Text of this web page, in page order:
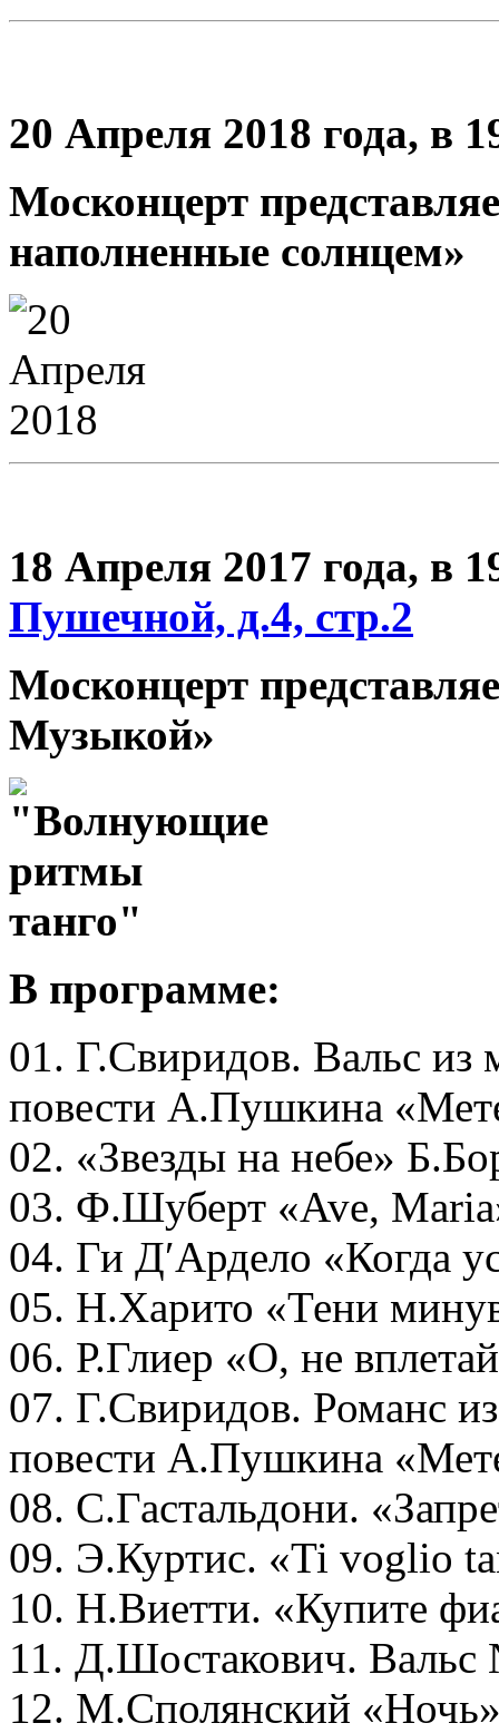
20 Апреля 2018 года, в
Москонцерт
наполненные солнцем»
18 Апреля 2017 года, в
Пушечной, д.4, стр.2
Москонцерт
Музыкой»
В программе:
01. Г.Свиридов. Вальс из
повести А.Пушкина
02. «Звезды на небе»
03. Ф.Шуберт «Ave,
04. Ги Д′Ардело «Когда
05. Н.Харито «Тени
06. Р.Глиер «О, не
07. Г.Свиридов. Романс
повести А.Пушкина
08. С.Гастальдони.
09. Э.Куртис. «Ti voglio
10. Н.Виетти. «Купите
11. Д.Шостакович.
12. М.Сполянский